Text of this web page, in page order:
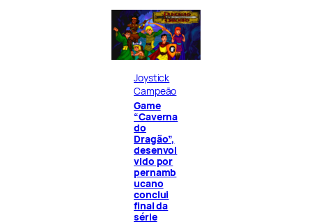
Joystick
Campeão
Game
“Caverna
do
Dragão”,
desenvol
vido por
pernamb
ucano
conclui
final da
série